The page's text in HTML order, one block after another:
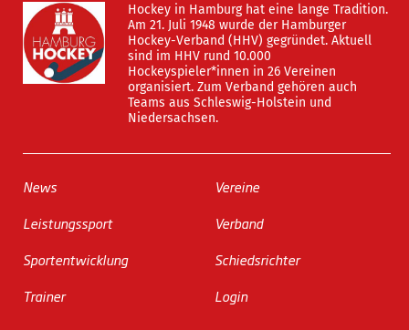
Hockey in Hamburg hat eine lange Tradition.
Am 21. Juli 1948 wurde der Hamburger
Hockey-Verband (HHV) gegründet. Aktuell
sind im HHV rund 10.000
Hockeyspieler*innen in 26 Vereinen
organisiert. Zum Verband gehören auch
Teams aus Schleswig-Holstein und
Niedersachsen.
News
Leistungssport
Sportentwicklung
Trainer
Vereine
Verband
Schiedsrichter
Login